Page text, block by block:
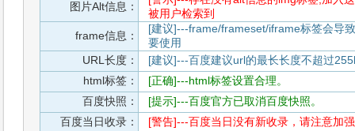
图片Alt信息：
被用户检索到
frame信息：
[建议]---frame/frameset/iframe标签会导
要使用
URL长度：
[建议]---百度建议url的最长长度不超过
html标签：
[正确]---html标签设置合理。
百度快照：
[提示]---百度官方已取消百度快照。
百度当日收录：
[警告]---百度当日没有新收录，请注意加